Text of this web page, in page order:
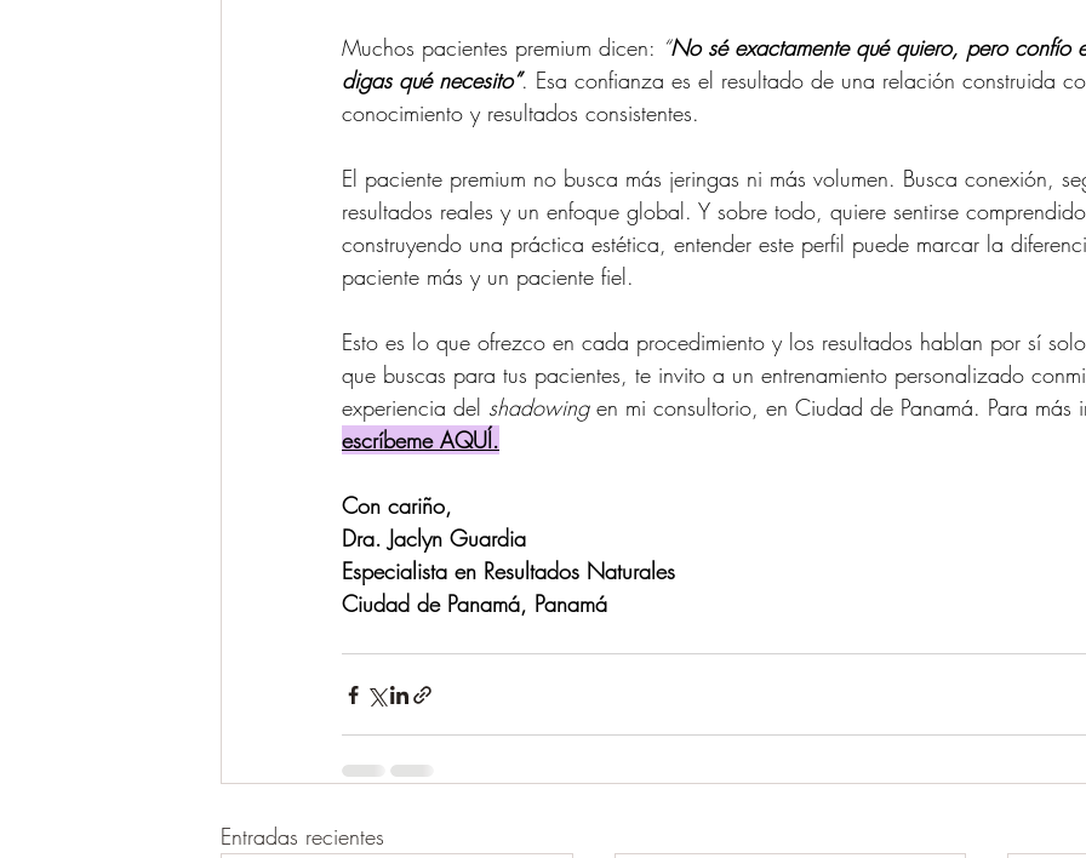
Muchos pacientes premium dicen: “No sé exactamente qué quiero, pero confío
digas qué necesito”. Esa confianza es el resultado de una relación construida
conocimiento y resultados consistentes.
El paciente premium no busca más jeringas ni más volumen. Busca conexión,
resultados reales y un enfoque global. Y sobre todo, quiere sentirse
construyendo una práctica estética, entender este perfil puede marcar la
paciente más y un paciente fiel.
Esto es lo que ofrezco en cada procedimiento y los resultados hablan por sí
que buscas para tus pacientes, te invito a un entrenamiento personalizado
experiencia del shadowing en mi consultorio, en Ciudad de Panamá. Para más
escríbeme AQUÍ.
Con cariño,
Dra. Jaclyn Guardia
Especialista en Resultados Naturales
Ciudad de Panamá, Panamá
Entradas recientes